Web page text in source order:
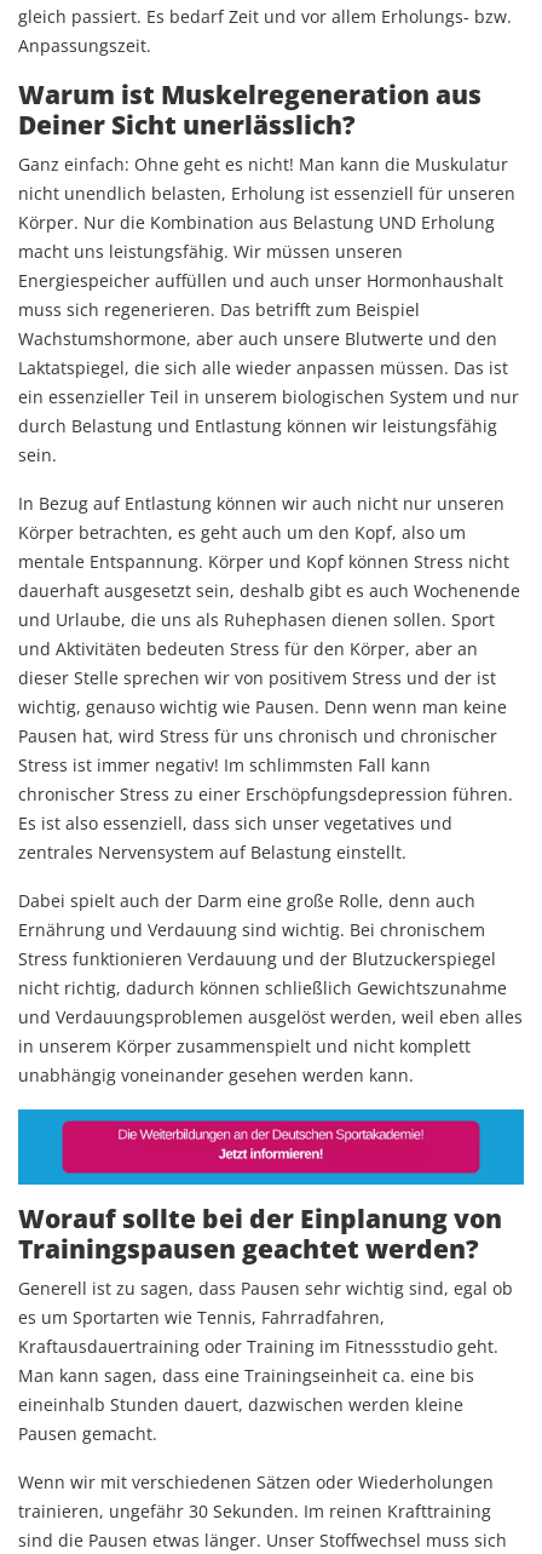
gleich passiert. Es bedarf Zeit und vor allem Erholungs- bzw.
Anpassungszeit.
Warum ist Muskelregeneration aus
Deiner Sicht unerlässlich?
Ganz einfach: Ohne geht es nicht! Man kann die Muskulatur
nicht unendlich belasten, Erholung ist essenziell für unseren
Körper. Nur die Kombination aus Belastung UND Erholung
macht uns leistungsfähig. Wir müssen unseren
Energiespeicher auffüllen und auch unser Hormonhaushalt
muss sich regenerieren. Das betrifft zum Beispiel
Wachstumshormone, aber auch unsere Blutwerte und den
Laktatspiegel, die sich alle wieder anpassen müssen. Das ist
ein essenzieller Teil in unserem biologischen System und nur
durch Belastung und Entlastung können wir leistungsfähig
sein.
In Bezug auf Entlastung können wir auch nicht nur unseren
Körper betrachten, es geht auch um den Kopf, also um
mentale Entspannung. Körper und Kopf können Stress nicht
dauerhaft ausgesetzt sein, deshalb gibt es auch Wochenende
und Urlaube, die uns als Ruhephasen dienen sollen. Sport
und Aktivitäten bedeuten Stress für den Körper, aber an
dieser Stelle sprechen wir von positivem Stress und der ist
wichtig, genauso wichtig wie Pausen. Denn wenn man keine
Pausen hat, wird Stress für uns chronisch und chronischer
Stress ist immer negativ! Im schlimmsten Fall kann
chronischer Stress zu einer Erschöpfungsdepression führen.
Es ist also essenziell, dass sich unser vegetatives und
zentrales Nervensystem auf Belastung einstellt.
Dabei spielt auch der Darm eine große Rolle, denn auch
Ernährung und Verdauung sind wichtig. Bei chronischem
Stress funktionieren Verdauung und der Blutzuckerspiegel
nicht richtig, dadurch können schließlich Gewichtszunahme
und Verdauungsproblemen ausgelöst werden, weil eben alles
in unserem Körper zusammenspielt und nicht komplett
unabhängig voneinander gesehen werden kann.
Worauf sollte bei der Einplanung von
Trainingspausen geachtet werden?
Generell ist zu sagen, dass Pausen sehr wichtig sind, egal ob
es um Sportarten wie Tennis, Fahrradfahren,
Kraftausdauertraining oder Training im Fitnessstudio geht.
Man kann sagen, dass eine Trainingseinheit ca. eine bis
eineinhalb Stunden dauert, dazwischen werden kleine
Pausen gemacht.
Wenn wir mit verschiedenen Sätzen oder Wiederholungen
trainieren, ungefähr 30 Sekunden. Im reinen Krafttraining
sind die Pausen etwas länger. Unser Stoffwechsel muss sich